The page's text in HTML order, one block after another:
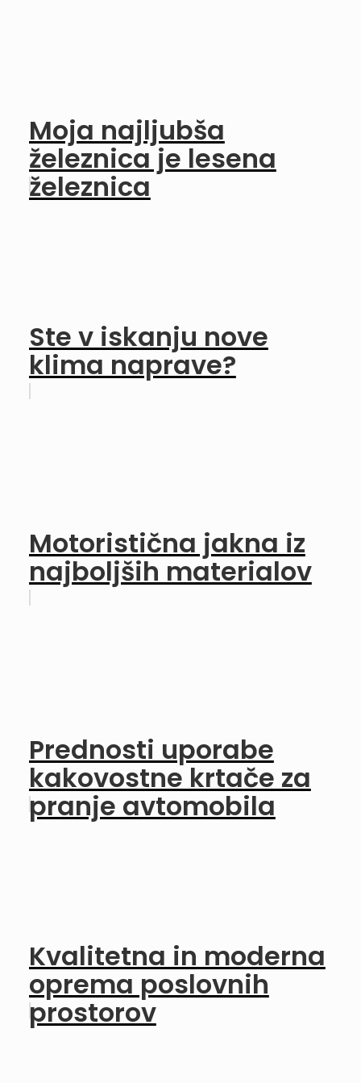
Moja najljubša
železnica je lesena
železnica
Ste v iskanju nove
klima naprave?
Motoristična jakna iz
najboljših materialov
Prednosti uporabe
kakovostne krtače za
pranje avtomobila
Kvalitetna in moderna
oprema poslovnih
prostorov